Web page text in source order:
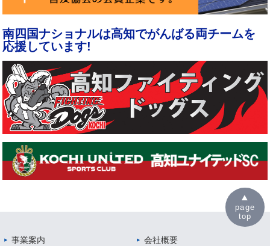
南四国ナショナルは高知でがんばる両チームを
応援しています!
page
top
事業案内 会社概要